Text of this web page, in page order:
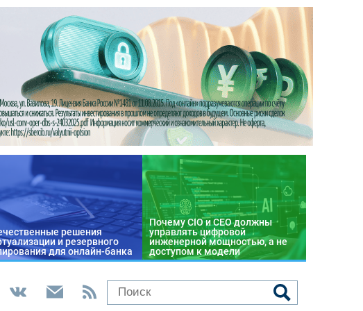
решения
и резервного
для онлайн-банка
Почему CIO и CEO должны
управлять цифровой
инженерной мощностью, а не
доступом к модели